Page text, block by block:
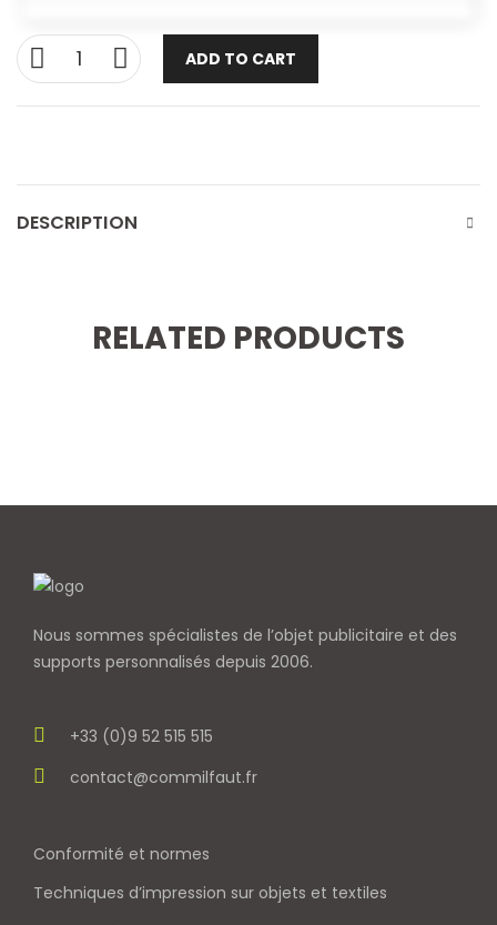
ADD TO CART
DESCRIPTION
RELATED PRODUCTS
Nous sommes spécialistes de l’objet publicitaire et des
supports personnalisés depuis 2006.
+33 (0)9 52 515 515
contact@commilfaut.fr
Conformité et normes
Techniques d’impression sur objets et textiles